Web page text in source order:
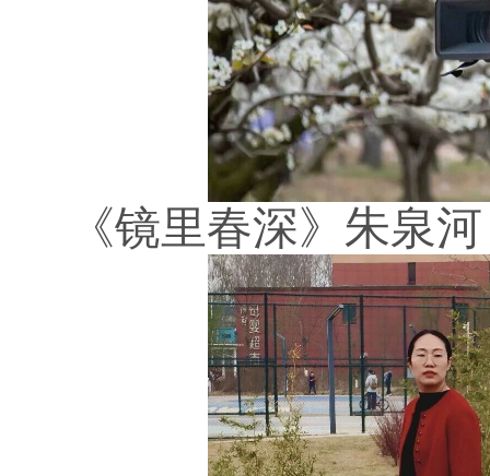
《镜里春深》朱泉河